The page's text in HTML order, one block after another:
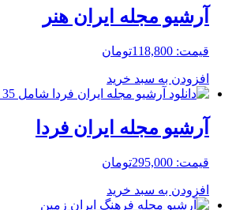
آرشیو مجله ایران هنر
قیمت: 118,800تومان
افزودن به سبد خرید
آرشیو مجله ایران فردا
قیمت: 295,000تومان
افزودن به سبد خرید